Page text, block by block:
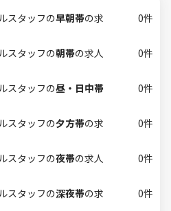
スタッフの早朝帯の求
0件
スタッフの朝帯の求人
0件
スタッフの昼・日中帯
0件
スタッフの夕方帯の求
0件
スタッフの夜帯の求人
0件
スタッフの深夜帯の求
0件